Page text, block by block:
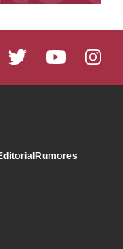
Rumores